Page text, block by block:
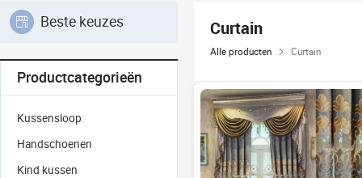
Beste keuzes
Productcategorieën
Kussensloop
Handschoenen
Kind kussen
Curtain
Alle producten Curtain